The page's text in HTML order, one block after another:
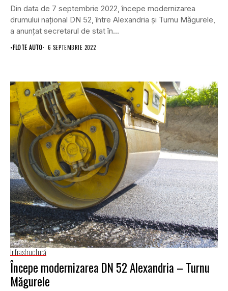
Din data de 7 septembrie 2022, începe modernizarea
drumului național DN 52, între Alexandria și Turnu Măgurele,
a anunțat secretarul de stat în...
•FLOTE AUTO 6 SEPTEMBRIE 2022
Infrastructură
Începe modernizarea DN 52 Alexandria – Turnu
Măgurele